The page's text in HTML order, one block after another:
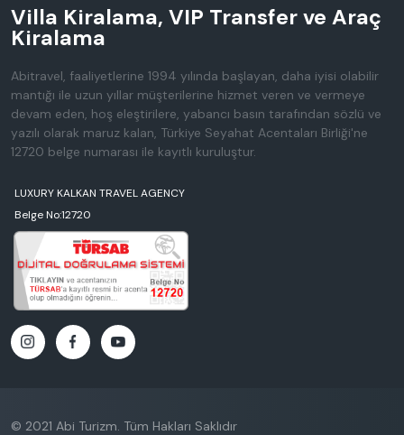
Villa Kiralama, VIP Transfer ve Araç
Kiralama
Abitravel, faaliyetlerine 1994 yılında başlayan, daha iyisi olabilir
mantığı ile uzun yıllar müşterilerine hizmet veren ve vermeye
devam eden, hoş eleştirilere, yabancı basın tarafından sözlü ve
yazılı olarak maruz kalan, Türkiye Seyahat Acentaları Birliği'ne
12720 belge numarası ile kayıtlı kuruluştur.
LUXURY KALKAN TRAVEL AGENCY
Belge No:12720
© 2021 Abi Turizm. Tüm Hakları Saklıdır